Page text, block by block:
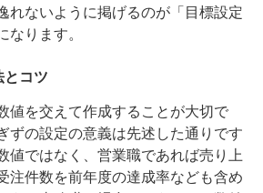
れないように掲げるのが「目標設定
なります。
コツ
値を交えて作成することが大切で
ずの設定の意義は先述した通りです
値ではなく、営業職であれば売り上
注件数を前年度の達成率なども含め